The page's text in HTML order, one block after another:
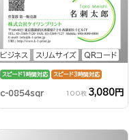
ビジネス スリムサイズ QRコード
スピード1時間対応 スピード3時間対応
c-0854sqr 100枚 3,080円